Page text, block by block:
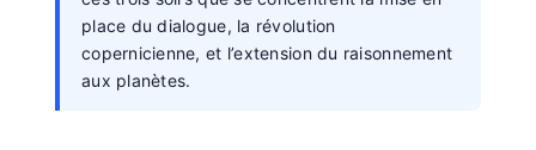
place du dialogue, la révolution
copernicienne, et l’extension du raisonnement
aux planètes.